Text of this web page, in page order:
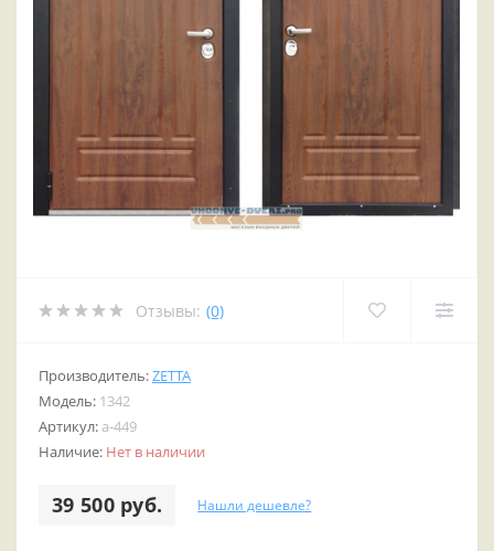
Отзывы: (0)
Производитель:ZETTA
Модель: 1342
Артикул: a-449
Наличие: Нет в наличии
39 500 руб. Нашли дешевле?